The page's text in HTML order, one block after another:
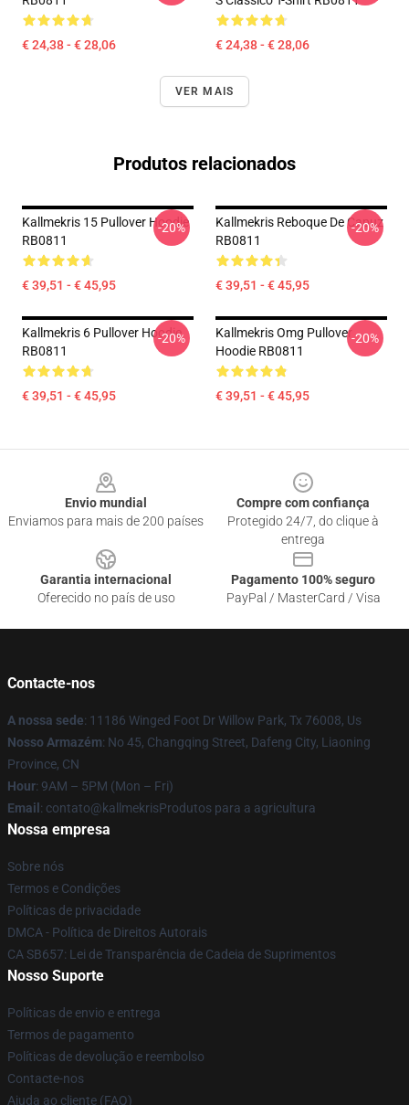
€ 24,38 - € 28,06 € 24,38 - € 28,06
VER MAIS
Produtos relacionados
Kallmekris 15 Pullover Hoodie
RB0811
€ 39,51 - € 45,95
-20%
Kallmekris Reboque De Capuz
RB0811
€ 39,51 - € 45,95
-20%
Kallmekris 6 Pullover Hoodie
RB0811
€ 39,51 - € 45,95
-20%
Kallmekris Omg Pullover
Hoodie RB0811
€ 39,51 - € 45,95
-20%
Envio mundial
Enviamos para mais de 200 países
Compre com confiança
Protegido 24/7, do clique à
entrega
Garantia internacional
Oferecido no país de uso
Pagamento 100% seguro
PayPal / MasterCard / Visa
Contacte-nos
A nossa sede: 11186 Winged Foot Dr Willow Park, Tx 76008, Us
Nosso Armazém: No 45, Changqing Street, Dafeng City, Liaoning
Province, CN
Hour: 9AM – 5PM (Mon – Fri)
Email : contato@kallmekrisProdutos para a agricultura
Nossa empresa
Sobre nós
Termos e Condições
Políticas de privacidade
DMCA - Política de Direitos Autorais
CA SB657: Lei de Transparência de Cadeia de Suprimentos
Nosso Suporte
Políticas de envio e entrega
Termos de pagamento
Políticas de devolução e reembolso
Contacte-nos
Ajuda ao cliente (FAQ)